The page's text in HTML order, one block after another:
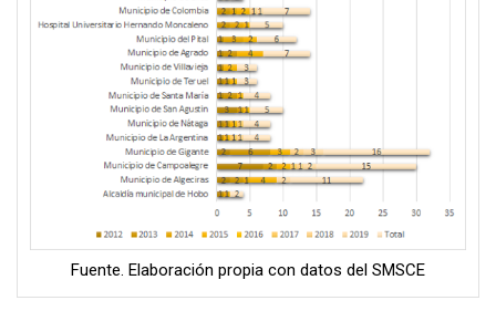
Fuente. Elaboración propia con datos del SMSCE